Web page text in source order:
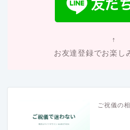
↑
お友達登録でお楽し
ご祝儀の